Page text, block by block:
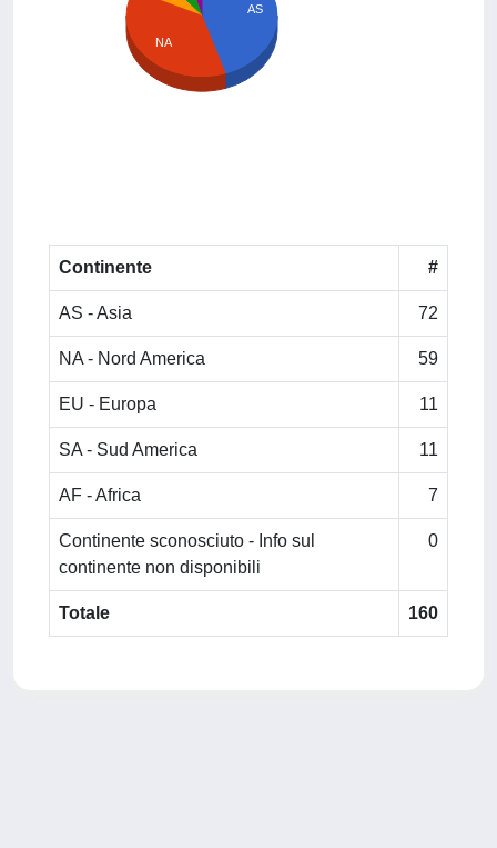
AS
NA
Continente #
AS - Asia 72
NA - Nord America 59
EU - Europa 11
SA - Sud America 11
AF - Africa 7
Continente sconosciuto - Info sul
continente non disponibili
0
Totale 160